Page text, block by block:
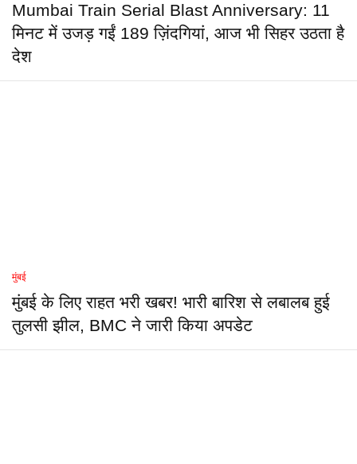
Mumbai Train Serial Blast Anniversary: 11
मिनट में उजड़ गईं 189 ज़िंदगियां, आज भी सिहर उठता है
देश
मुंबई
मुंबई के लिए राहत भरी खबर! भारी बारिश से लबालब हुई
तुलसी झील, BMC ने जारी किया अपडेट